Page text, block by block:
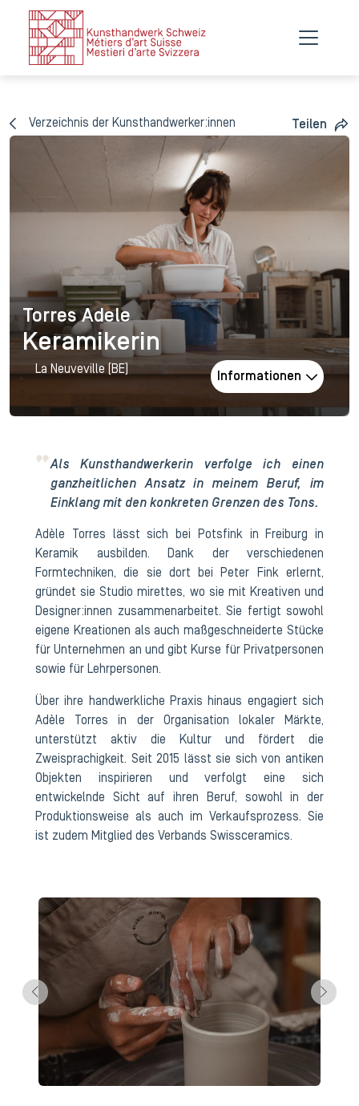
Verzeichnis der Kunsthandwerker:innen Teilen
Torres Adele
Torres Adele
Keramikerin
La Neuveville (BE)
Informationen
Als Kunsthandwerkerin verfolge ich einen
ganzheitlichen Ansatz in meinem Beruf, im
Einklang mit den konkreten Grenzen des Tons.
Adèle Torres lässt sich bei Potsfink in Freiburg in
Keramik ausbilden. Dank der verschiedenen
Formtechniken, die sie dort bei Peter Fink erlernt,
gründet sie Studio mirettes, wo sie mit Kreativen und
Designer:innen zusammenarbeitet. Sie fertigt sowohl
eigene Kreationen als auch maßgeschneiderte Stücke
für Unternehmen an und gibt Kurse für Privatpersonen
sowie für Lehrpersonen.
Über ihre handwerkliche Praxis hinaus engagiert sich
Adèle Torres in der Organisation lokaler Märkte,
unterstützt aktiv die Kultur und fördert die
Zweisprachigkeit. Seit 2015 lässt sie sich von antiken
Objekten inspirieren und verfolgt eine sich
entwickelnde Sicht auf ihren Beruf, sowohl in der
Produktionsweise als auch im Verkaufsprozess. Sie
ist zudem Mitglied des Verbands Swissceramics.